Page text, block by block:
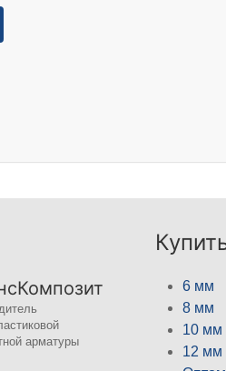
арматуры
6 мм
8 мм
10 мм
12 мм